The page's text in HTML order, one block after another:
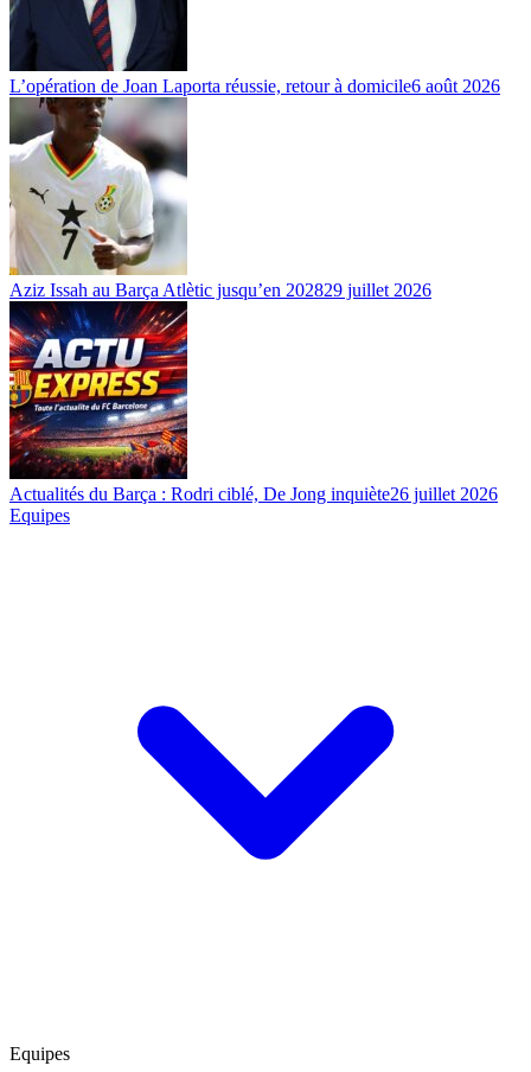
L’opération de Joan Laporta réussie, retour à domicile6 août 2026
Aziz Issah au Barça Atlètic jusqu’en 202829 juillet 2026
Actualités du Barça : Rodri ciblé, De Jong inquiète26 juillet 2026
Equipes
Equipes